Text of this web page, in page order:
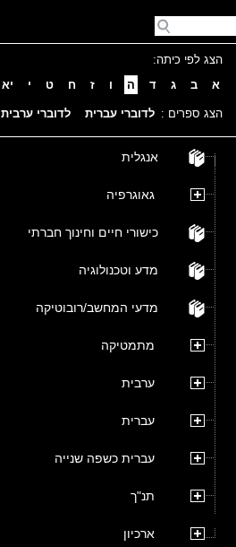
הצג לפי כיתה:
א
ב ג ד ה ו ז ח ט י יא
הצג ספרים : לדוברי עברית לדוברי ערבית
אנגלית
גאוגרפיה
כישורי חיים וחינוך חברתי
מדע וטכנולוגיה
מדעי המחשב/רובוטיקה
מתמטיקה
ערבית
עברית
עברית כשפה שנייה
תנ"ך
ארכיון